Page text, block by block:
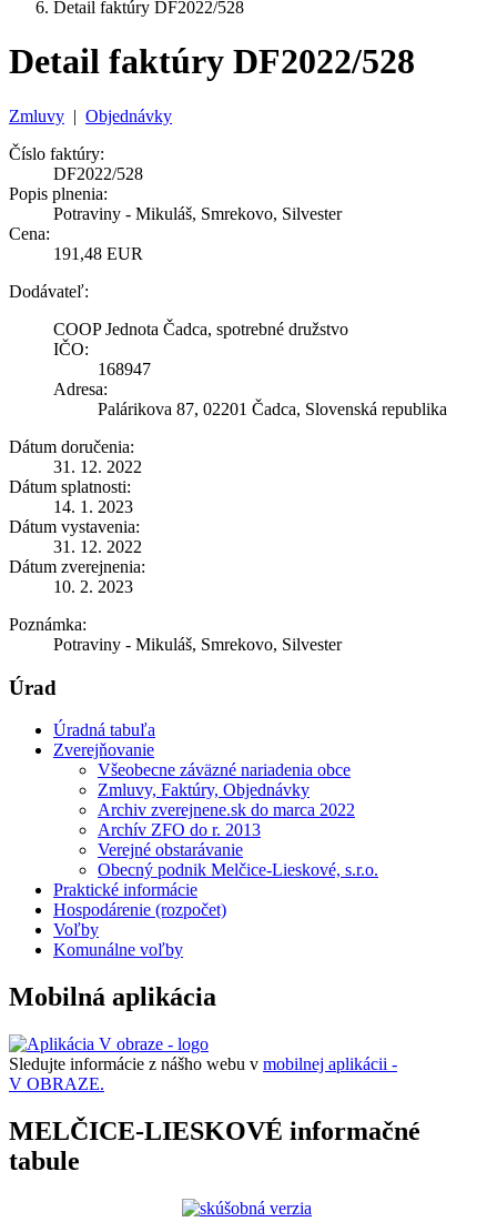
Detail faktúry DF2022/528
Detail faktúry DF2022/528
Zmluvy | Objednávky
Číslo faktúry:
DF2022/528
Popis plnenia:
Potraviny - Mikuláš, Smrekovo, Silvester
Cena:
191,48 EUR
Dodávateľ:
COOP Jednota Čadca, spotrebné družstvo
IČO:
168947
Adresa:
Palárikova 87, 02201 Čadca, Slovenská republika
Dátum doručenia:
31. 12. 2022
Dátum splatnosti:
14. 1. 2023
Dátum vystavenia:
31. 12. 2022
Dátum zverejnenia:
10. 2. 2023
Poznámka:
Potraviny - Mikuláš, Smrekovo, Silvester
Úrad
Úradná tabuľa
Zverejňovanie
Všeobecne záväzné nariadenia obce
Zmluvy, Faktúry, Objednávky
Archiv zverejnene.sk do marca 2022
Archív ZFO do r. 2013
Verejné obstarávanie
Obecný podnik Melčice-Lieskové, s.r.o.
Praktické informácie
Hospodárenie (rozpočet)
Voľby
Komunálne voľby
Mobilná aplikácia
Sledujte informácie z nášho webu v mobilnej aplikácii -
V OBRAZE.
MELČICE-LIESKOVÉ informačné
tabule